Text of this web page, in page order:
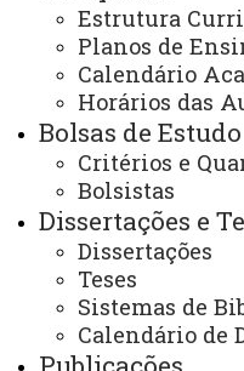
Estrutura
Planos de
Calendário
Horários das
Bolsas de Estudo
Critérios e
Bolsistas
Dissertações e
Dissertações
Teses
Sistemas de
Calendário de
treinamento em
Instituições, receber
discentes de outros
No quadriênio
realizaram Doutorado
Clauber Polese
Período: set./
Cidade: Auburn /